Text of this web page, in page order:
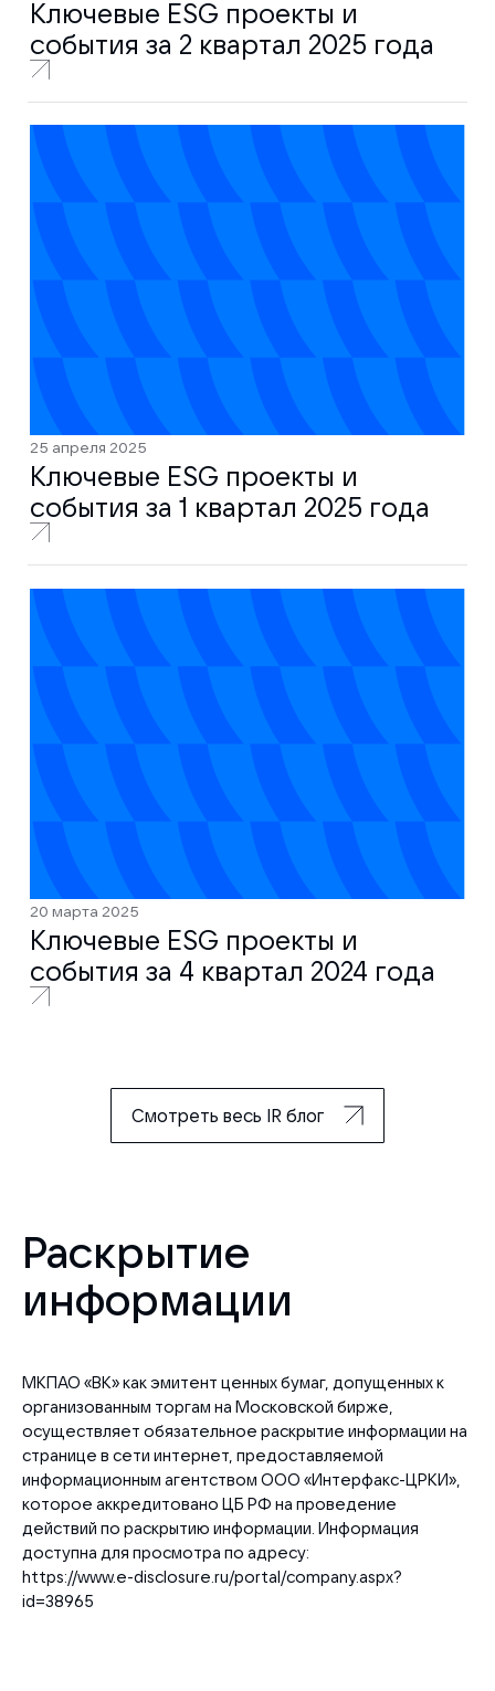
Ключевые ESG проекты и
события за 2 квартал 2025 года
25 апреля 2025
Ключевые ESG проекты и
события за 1 квартал 2025 года
20 марта 2025
Ключевые ESG проекты и
события за 4 квартал 2024 года
Смотреть весь IR блог
Раскрытие
информации
МКПАО «ВК» как эмитент ценных бумаг, допущенных к
организованным торгам на Московской бирже,
осуществляет обязательное раскрытие информации на
странице в сети интернет, предоставляемой
информационным агентством ООО «Интерфакс-ЦРКИ»,
которое аккредитовано ЦБ РФ на проведение
действий по раскрытию информации. Информация
доступна для просмотра по адресу:
https://www.e-disclosure.ru/portal/company.aspx?
id=38965